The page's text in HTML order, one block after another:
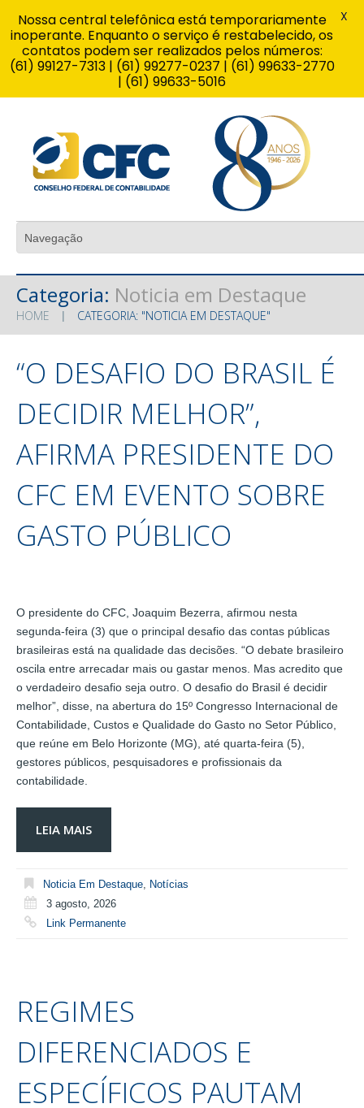
Categoria: Noticia em Destaque
HOME CATEGORIA: "NOTICIA EM DESTAQUE"
“O DESAFIO DO BRASIL É
DECIDIR MELHOR”,
AFIRMA PRESIDENTE DO
CFC EM EVENTO SOBRE
GASTO PÚBLICO
O presidente do CFC, Joaquim Bezerra, afirmou nesta
segunda-feira (3) que o principal desafio das contas públicas
brasileiras está na qualidade das decisões. “O debate brasileiro
oscila entre arrecadar mais ou gastar menos. Mas acredito que
o verdadeiro desafio seja outro. O desafio do Brasil é decidir
melhor”, disse, na abertura do 15º Congresso Internacional de
Contabilidade, Custos e Qualidade do Gasto no Setor Público,
que reúne em Belo Horizonte (MG), até quarta-feira (5),
gestores públicos, pesquisadores e profissionais da
contabilidade.
LEIA MAIS
Noticia Em Destaque, Notícias
3 agosto, 2026
Link Permanente
REGIMES
DIFERENCIADOS E
ESPECÍFICOS PAUTAM
Nossa central telefônica está temporariamente
inoperante. Enquanto o serviço é restabelecido, os
contatos podem ser realizados pelos números:
(61) 99127-7313 | (61) 99277-0237 | (61) 99633-2770
| (61) 99633-5016
X